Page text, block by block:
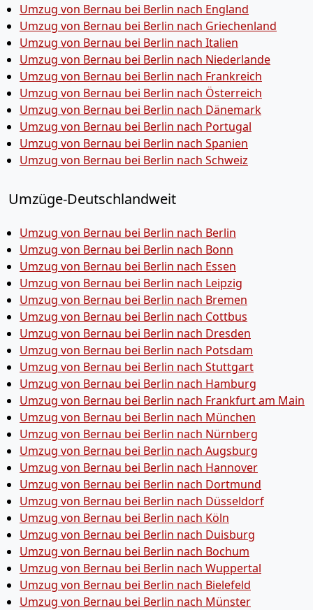
Umzug von Bernau bei Berlin nach England
Umzug von Bernau bei Berlin nach Griechenland
Umzug von Bernau bei Berlin nach Italien
Umzug von Bernau bei Berlin nach Niederlande
Umzug von Bernau bei Berlin nach Frankreich
Umzug von Bernau bei Berlin nach Österreich
Umzug von Bernau bei Berlin nach Dänemark
Umzug von Bernau bei Berlin nach Portugal
Umzug von Bernau bei Berlin nach Spanien
Umzug von Bernau bei Berlin nach Schweiz
Umzüge-Deutschlandweit
Umzug von Bernau bei Berlin nach Berlin
Umzug von Bernau bei Berlin nach Bonn
Umzug von Bernau bei Berlin nach Essen
Umzug von Bernau bei Berlin nach Leipzig
Umzug von Bernau bei Berlin nach Bremen
Umzug von Bernau bei Berlin nach Cottbus
Umzug von Bernau bei Berlin nach Dresden
Umzug von Bernau bei Berlin nach Potsdam
Umzug von Bernau bei Berlin nach Stuttgart
Umzug von Bernau bei Berlin nach Hamburg
Umzug von Bernau bei Berlin nach Frankfurt am Main
Umzug von Bernau bei Berlin nach München
Umzug von Bernau bei Berlin nach Nürnberg
Umzug von Bernau bei Berlin nach Augsburg
Umzug von Bernau bei Berlin nach Hannover
Umzug von Bernau bei Berlin nach Dortmund
Umzug von Bernau bei Berlin nach Düsseldorf
Umzug von Bernau bei Berlin nach Köln
Umzug von Bernau bei Berlin nach Duisburg
Umzug von Bernau bei Berlin nach Bochum
Umzug von Bernau bei Berlin nach Wuppertal
Umzug von Bernau bei Berlin nach Bielefeld
Umzug von Bernau bei Berlin nach Münster